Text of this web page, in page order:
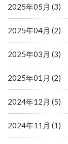
2025年05月 (3)
2025年04月 (2)
2025年03月 (3)
2025年01月 (2)
2024年12月 (5)
2024年11月 (1)